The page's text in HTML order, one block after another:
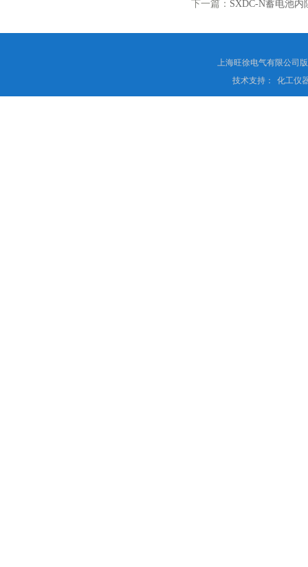
下一篇： SXDC-N蓄电池
上海旺徐电气有限公司
技术支持：
化工仪